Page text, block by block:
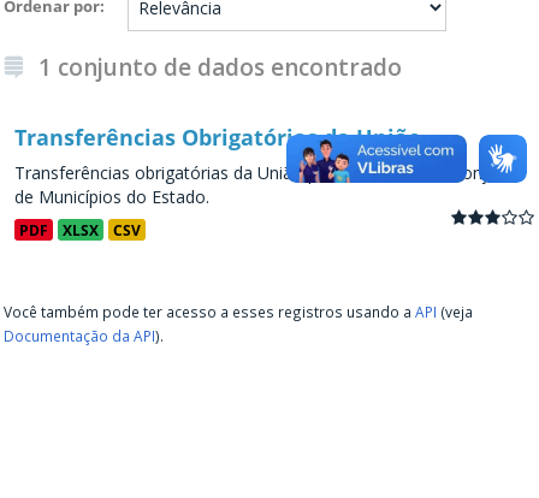
Ordenar por
1 conjunto de dados encontrado
Transferências Obrigatórias da União
Transferências obrigatórias da União para os Estados e conjunto
de Municípios do Estado.
PDF XLSX CSV
Você também pode ter acesso a esses registros usando a API (veja
Documentação da API).